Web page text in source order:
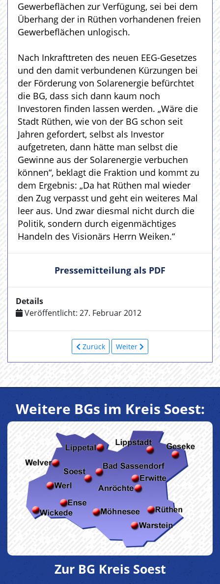
Gewerbeflächen zur Verfügung, sei bei dem
Überhang der in Rüthen vorhandenen freien
Gewerbeflächen unlogisch.
Nach Inkrafttreten des neuen EEG-Gesetzes
und den damit verbundenen Kürzungen bei
der Förderung von Solarenergie befürchtet
die BG, dass sich dann kaum noch
Investoren finden lassen werden. „Wäre die
Stadt Rüthen, wie von der BG schon seit
Jahren gefordert, selbst als Investor
aufgetreten, dann hätte man selbst die
Gewinne aus der Solarenergie verbuchen
können“, beklagt die Fraktion und kommt zu
dem Ergebnis: „Da hat Rüthen mal wieder
den Zug verpasst und geht ein weiteres Mal
leer aus. Und zwar diesmal nicht durch die
Politik, sondern durch eigenmächtiges
Handeln des Visionärs Herrn Weiken.“
Pressemitteilung als PDF
Details
Veröffentlicht: 27. Februar 2012
Zurück Weiter
Weitere BGs im Kreis Soest:
Zur BG Kreis Soest